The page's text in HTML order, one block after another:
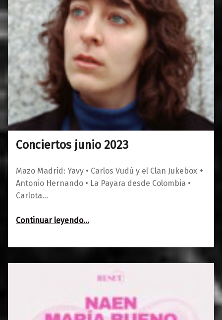
Conciertos junio 2023
Mazo Madrid: Yavy • Carlos Vudú y el Clan Jukebox +
Antonio Hernando • La Payara desde Colombia •
Carlota…
Continuar leyendo…
17/05/2023
0
Maravillas